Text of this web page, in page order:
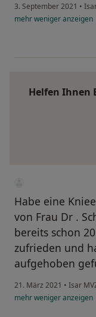
3. September 2021 •
mehrwenigeranzeigen
Helfen Ihnen
Habe eine
von Frau Dr .
bereits schon
zufrieden und
aufgehoben
21. März 2021 • Isar
mehrwenigeranzeigen